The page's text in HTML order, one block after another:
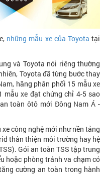
những mẫu xe của Toyota tại
và Toyota nói riêng thường
Toyota đã từng bước thay
hãng phân phối 15 mẫu xe
xe đạt chứng chỉ 4-5 sao
toàn ôtô mới Đông Nam Á -
công nghệ mới như nền tảng
thân thiện môi trường hay hệ
Gói an toàn TSS tập trung
hoặc phòng tránh va chạm có
cường an toàn trong hành